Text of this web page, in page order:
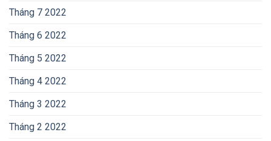
Tháng 7 2022
Tháng 6 2022
Tháng 5 2022
Tháng 4 2022
Tháng 3 2022
Tháng 2 2022